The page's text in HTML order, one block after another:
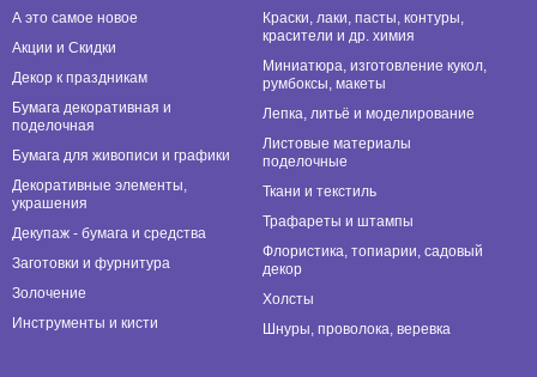
А это самое новое
Акции и Скидки
Декор к праздникам
Бумага декоративная и
поделочная
Бумага для живописи и графики
Декоративные элементы,
украшения
Декупаж - бумага и средства
Заготовки и фурнитура
Золочение
Инструменты и кисти
Краски, лаки, пасты, контуры,
красители и др. химия
Миниатюра, изготовление кукол,
румбоксы, макеты
Лепка, литьё и моделирование
Листовые материалы
поделочные
Ткани и текстиль
Трафареты и штампы
Флористика, топиарии, садовый
декор
Холсты
Шнуры, проволока, веревка